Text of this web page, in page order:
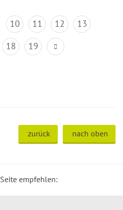
10 11 12
13
18 19
zurück nach oben
Seite empfehlen: